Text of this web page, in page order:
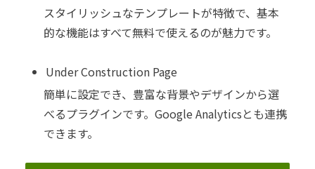
スタイリッシュなテンプレートが特徴で、基本
的な機能はすべて無料で使えるのが魅力です。
Under Construction Page
簡単に設定でき、豊富な背景やデザインから選
べるプラグインです。Google Analyticsとも連携
できます。